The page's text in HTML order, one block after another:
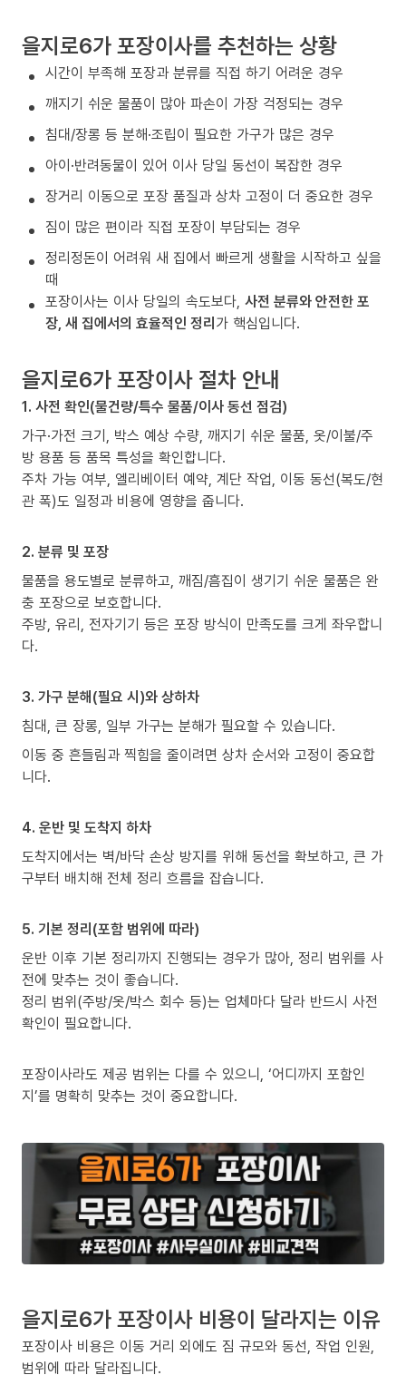
을지로6가 포장이사를 추천하는 상황
시간이 부족해 포장과 분류를 직접 하기 어려운 경우
깨지기 쉬운 물품이 많아 파손이 가장 걱정되는 경우
침대/장롱 등 분해·조립이 필요한 가구가 많은 경우
아이·반려동물이 있어 이사 당일 동선이 복잡한 경우
장거리 이동으로 포장 품질과 상차 고정이 더 중요한 경우
짐이 많은 편이라 직접 포장이 부담되는 경우
정리정돈이 어려워 새 집에서 빠르게 생활을 시작하고 싶을
때
포장이사는 이사 당일의 속도보다, 사전 분류와 안전한 포
장, 새 집에서의 효율적인 정리가 핵심입니다.
을지로6가 포장이사 절차 안내
1. 사전 확인(물건량/특수 물품/이사 동선 점검)
가구·가전 크기, 박스 예상 수량, 깨지기 쉬운 물품, 옷/이불/주
방 용품 등 품목 특성을 확인합니다.
주차 가능 여부, 엘리베이터 예약, 계단 작업, 이동 동선(복도/현
관 폭)도 일정과 비용에 영향을 줍니다.
2. 분류 및 포장
물품을 용도별로 분류하고, 깨짐/흠집이 생기기 쉬운 물품은 완
충 포장으로 보호합니다.
주방, 유리, 전자기기 등은 포장 방식이 만족도를 크게 좌우합니
다.
3. 가구 분해(필요 시)와 상하차
침대, 큰 장롱, 일부 가구는 분해가 필요할 수 있습니다.
이동 중 흔들림과 찍힘을 줄이려면 상차 순서와 고정이 중요합
니다.
4. 운반 및 도착지 하차
도착지에서는 벽/바닥 손상 방지를 위해 동선을 확보하고, 큰 가
구부터 배치해 전체 정리 흐름을 잡습니다.
5. 기본 정리(포함 범위에 따라)
운반 이후 기본 정리까지 진행되는 경우가 많아, 정리 범위를 사
전에 맞추는 것이 좋습니다.
정리 범위(주방/옷/박스 회수 등)는 업체마다 달라 반드시 사전
확인이 필요합니다.
포장이사라도 제공 범위는 다를 수 있으니, ‘어디까지 포함인
지’를 명확히 맞추는 것이 중요합니다.
을지로6가 포장이사 비용이 달라지는 이유
포장이사 비용은 이동 거리 외에도 짐 규모와 동선, 작업 인원,
범위에 따라 달라집니다.